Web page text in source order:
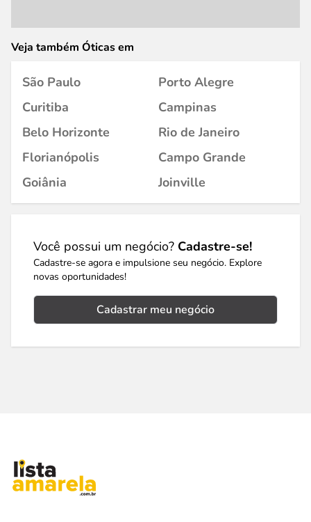
Veja também Óticas em
São Paulo
Porto Alegre
Curitiba
Campinas
Belo Horizonte
Rio de Janeiro
Florianópolis
Campo Grande
Goiânia
Joinville
Você possui um negócio? Cadastre-se!
Cadastre-se agora e impulsione seu negócio. Explore
novas oportunidades!
Cadastrar meu negócio